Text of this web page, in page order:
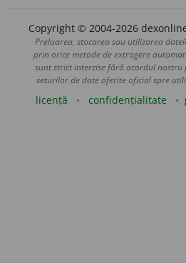
Copyright © 2004-2026
Preluarea, stocarea sau utilizarea
prin orice metode de extragere
sunt strict interzise fără acordul nostru
seturilor de date oferite oficial spre
licență confidențialitate